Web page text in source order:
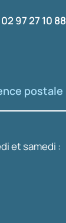
97 27 10 88
postale
et samedi :